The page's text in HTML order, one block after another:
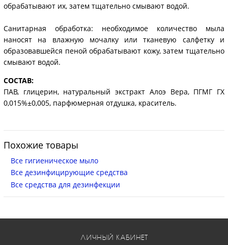
обрабатывают их, затем тщательно смывают водой.
Санитарная обработка: необходимое количество мыла
наносят на влажную мочалку или тканевую салфетку и
образовавшейся пеной обрабатывают кожу, затем тщательно
смывают водой.
СОСТАВ:
ПАВ, глицерин, натуральный экстракт Алоэ Вера, ПГМГ ГХ
0,015%±0,005, парфюмерная отдушка, краситель.
Похожие товары
Все гигиеническое мыло
Все дезинфицирующие средства
Все средства для дезинфекции
ЛИЧНЫЙ КАБИНЕТ